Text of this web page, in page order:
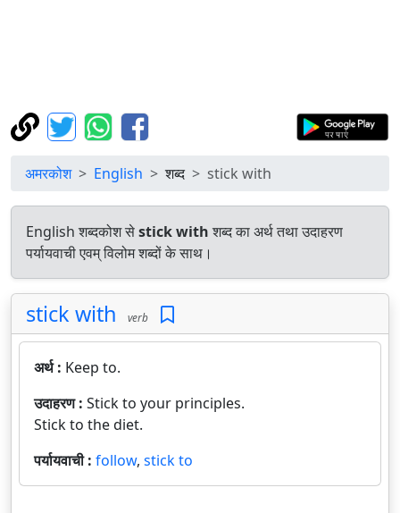
अमरकोश English शब्द stick with
English शब्दकोश सेstick withशब्द का अर्थ तथा उदाहरण
पर्यायवाची एवम् विलोम शब्दों के साथ।
stick with verb
अर्थ : Keep to.
उदाहरण : Stick to your principles.
Stick to the diet.
पर्यायवाची : follow, stick to